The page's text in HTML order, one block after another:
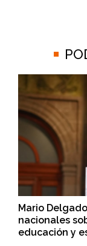
Mario
nacionales
educación y